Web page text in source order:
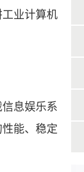
业计算机
息娱乐系
能、稳定